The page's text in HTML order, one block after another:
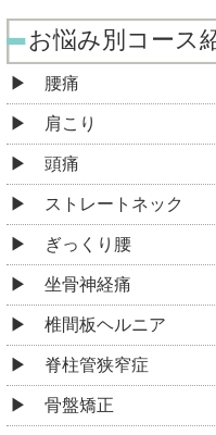
お悩み別コース
腰痛
肩こり
頭痛
ストレートネック
ぎっくり腰
坐骨神経痛
椎間板ヘルニア
脊柱管狭窄症
骨盤矯正